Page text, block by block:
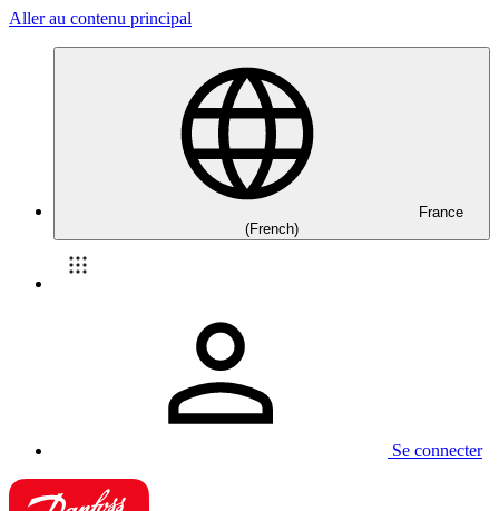
Aller au contenu principal
France
(French)
Se connecter